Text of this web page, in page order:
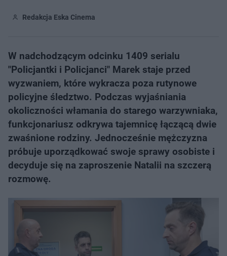
Redakcja Eska Cinema
W nadchodzącym odcinku 1409 serialu
"Policjantki i Policjanci" Marek staje przed
wyzwaniem, które wykracza poza rutynowe
policyjne śledztwo. Podczas wyjaśniania
okoliczności włamania do starego warzywniaka,
funkcjonariusz odkrywa tajemnicę łączącą dwie
zwaśnione rodziny. Jednocześnie mężczyzna
próbuje uporządkować swoje sprawy osobiste i
decyduje się na zaproszenie Natalii na szczerą
rozmowę.